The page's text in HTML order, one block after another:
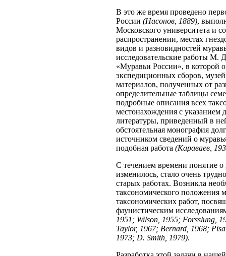
В это же время проведено
России (Насонов, 1889),
Московского университета и
распространении, местах
видов и разновидностей
исследовательские работы М.
«Муравьи России», в которой
экспедиционных сборов,
материалов, полученных от
определительные таблицы
подробные описания всех
местонахождения с указанием
литературы, приведенный в
обстоятельная монография
источником сведений о
подобная работа (Караваев,
С течением времени понятие
изменилось, стало очень
старых работах. Возникла
таксономического положения
таксономических работ,
фаунистическим
1951; Wilson, 1955; Forsslung,
Taylor, 1967; Bernard, 1968;
1973; D. Smith, 1979).